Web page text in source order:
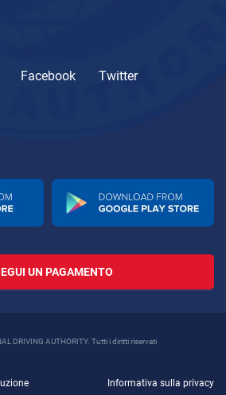
Facebook
Twitter
UN PAGAMENTO
DRIVING AUTHORITY. Tutti i diritti riservati
Informativa sulla privacy